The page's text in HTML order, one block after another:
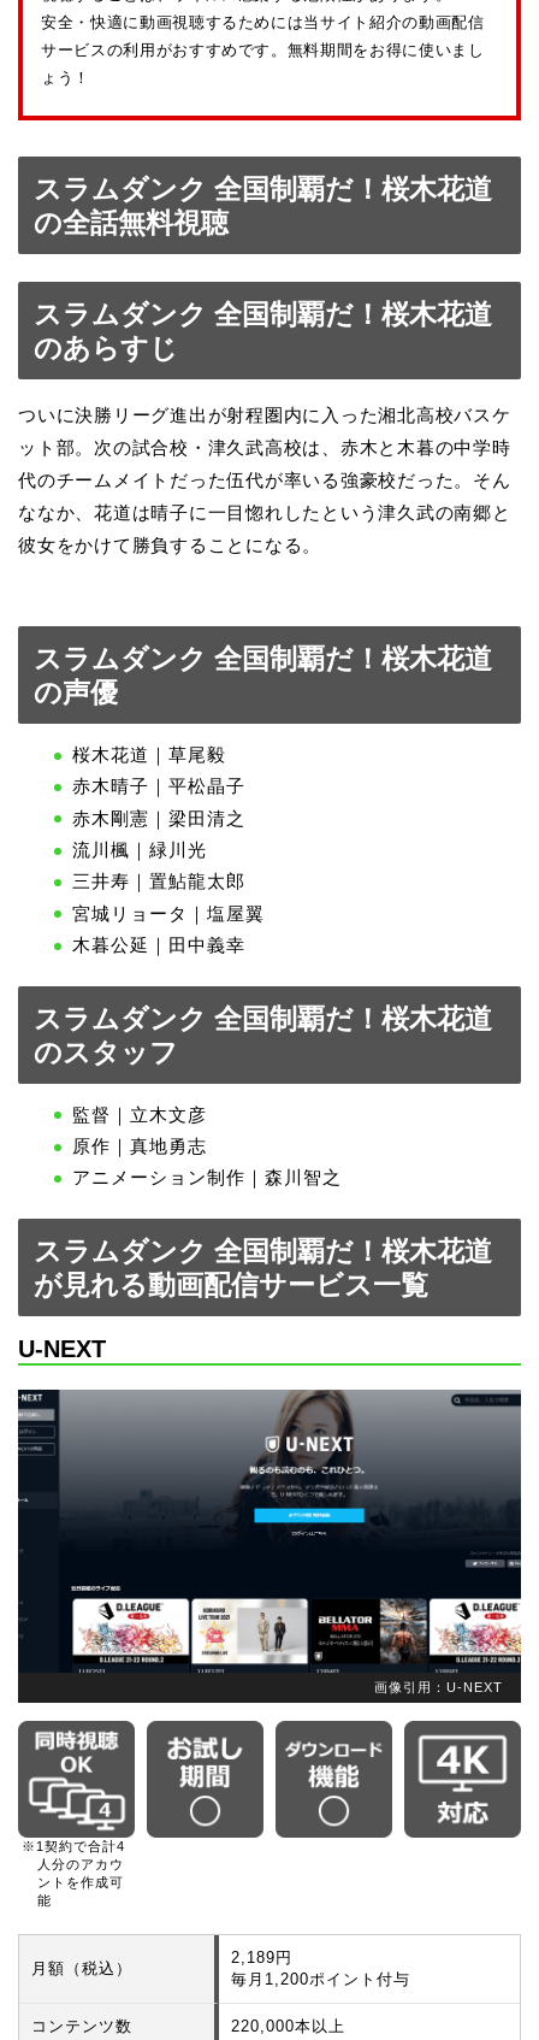
安全・快適に動画視聴するためには当サイト紹介の動画配信
サービスの利用がおすすめです。無料期間をお得に使いまし
ょう！
スラムダンク 全国制覇だ！桜木花道
の全話無料視聴
スラムダンク 全国制覇だ！桜木花道
のあらすじ
ついに決勝リーグ進出が射程圏内に入った湘北高校バスケ
ット部。次の試合校・津久武高校は、赤木と木暮の中学時
代のチームメイトだった伍代が率いる強豪校だった。そん
ななか、花道は晴子に一目惚れしたという津久武の南郷と
彼女をかけて勝負することになる。
スラムダンク 全国制覇だ！桜木花道
の声優
桜木花道｜草尾毅
赤木晴子｜平松晶子
赤木剛憲｜梁田清之
流川楓｜緑川光
三井寿｜置鮎龍太郎
宮城リョータ｜塩屋翼
木暮公延｜田中義幸
スラムダンク 全国制覇だ！桜木花道
のスタッフ
監督｜立木文彦
原作｜真地勇志
アニメーション制作｜森川智之
スラムダンク 全国制覇だ！桜木花道
が見れる動画配信サービス一覧
U-NEXT
画像引用：U-NEXT
※1契約で合計4
人分のアカウ
ントを作成可
能
月額（税込）
2,189円
毎月1,200ポイント付与
コンテンツ数 220,000本以上